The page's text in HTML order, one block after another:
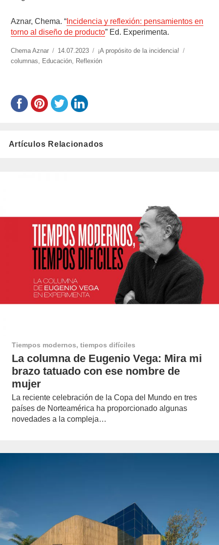
Aznar, Chema. “ Incidencia y reflexión: pensamientos en
torno al diseño de producto” Ed. Experimenta.
https://www.experimenta.es/author/chema-
aznar/
Chema Aznar
Publicado
el
14.07.2023 Categorías
¡A propósito de la incidencia!
columnas
Educación Reflexión
Artículos Relacionados
Tiempos modernos, tiempos difíciles
La columna de Eugenio Vega: Mira mi
brazo tatuado con ese nombre de
mujer
La reciente celebración de la Copa del Mundo en tres
países de Norteamérica ha proporcionado algunas
novedades a la compleja…